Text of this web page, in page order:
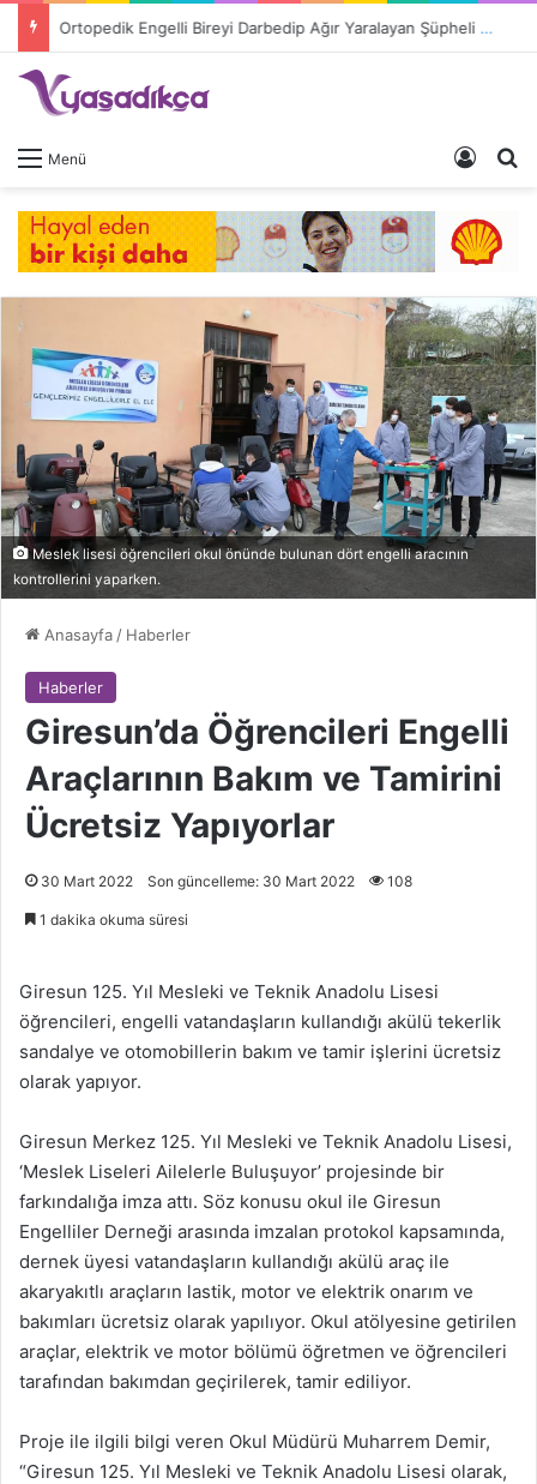
Ortopedik Engelli Bireyi Darbedip Ağır Yaralayan Şüpheli Tutuklandı
Menü Giriş
Meslek lisesi öğrencileri okul önünde bulunan dört engelli aracının
kontrollerini yaparken.
Anasayfa / Haberler
Haberler
Giresun’da Öğrencileri Engelli
Araçlarının Bakım ve Tamirini
Ücretsiz Yapıyorlar
30 Mart 2022 Son güncelleme: 30 Mart 2022 108
1 dakika okuma süresi
Giresun 125. Yıl Mesleki ve Teknik Anadolu Lisesi
öğrencileri, engelli vatandaşların kullandığı akülü tekerlik
sandalye ve otomobillerin bakım ve tamir işlerini ücretsiz
olarak yapıyor.
Giresun Merkez 125. Yıl Mesleki ve Teknik Anadolu Lisesi,
‘Meslek Liseleri Ailelerle Buluşuyor’ projesinde bir
farkındalığa imza attı. Söz konusu okul ile Giresun
Engelliler Derneği arasında imzalan protokol kapsamında,
dernek üyesi vatandaşların kullandığı akülü araç ile
akaryakıtlı araçların lastik, motor ve elektrik onarım ve
bakımları ücretsiz olarak yapılıyor. Okul atölyesine getirilen
araçlar, elektrik ve motor bölümü öğretmen ve öğrencileri
tarafından bakımdan geçirilerek, tamir ediliyor.
Proje ile ilgili bilgi veren Okul Müdürü Muharrem Demir,
“Giresun 125. Yıl Mesleki ve Teknik Anadolu Lisesi olarak,